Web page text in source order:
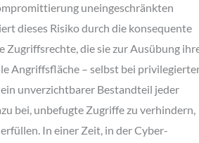
uneingeschränkten
dieses Risiko durch die konsequente
Zugriffsrechte, die sie zur Ausübung
Angriffsfläche – selbst bei
unverzichtbarer Bestandteil jeder
bei, unbefugte Zugriffe zu verhindern,
In einer Zeit, in der Cyber-